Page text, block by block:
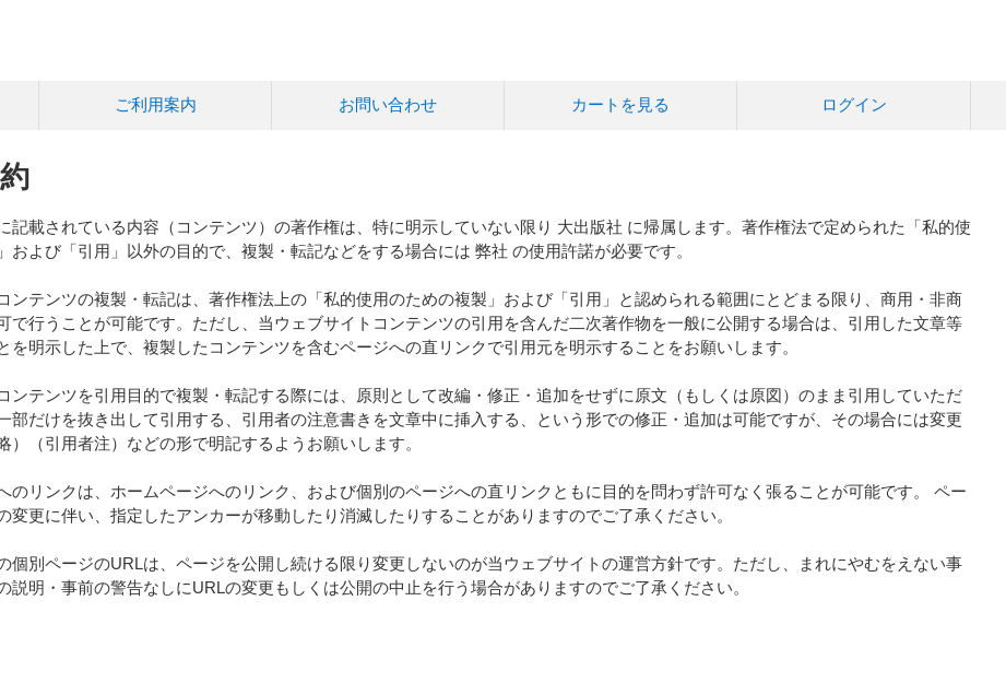
ご利用案内 お問い合わせ カートを見る ログイン
記載されている内容（コンテンツ）の著作権は、特に明示していない限り 大出版社 に帰属します。著作権法で定められた「私的使
および「引用」以外の目的で、複製・転記などをする場合には 弊社 の使用許諾が必要です。
ンテンツの複製・転記は、著作権法上の「私的使用のための複製」および「引用」と認められる範囲にとどまる限り、商用・非商
で行うことが可能です。ただし、当ウェブサイトコンテンツの引用を含んだ二次著作物を一般に公開する場合は、引用した文章等
を明示した上で、複製したコンテンツを含むページへの直リンクで引用元を明示することをお願いします。
ンテンツを引用目的で複製・転記する際には、原則として改編・修正・追加をせずに原文（もしくは原図）のまま引用していただ
部だけを抜き出して引用する、引用者の注意書きを文章中に挿入する、という形での修正・追加は可能ですが、その場合には変更
）（引用者注）などの形で明記するようお願いします。
のリンクは、ホームページへのリンク、および個別のページへの直リンクともに目的を問わず許可なく張ることが可能です。 ペー
変更に伴い、指定したアンカーが移動したり消滅したりすることがありますのでご了承ください。
個別ページのURLは、ページを公開し続ける限り変更しないのが当ウェブサイトの運営方針です。ただし、まれにやむをえない事
説明・事前の警告なしにURLの変更もしくは公開の中止を行う場合がありますのでご了承ください。